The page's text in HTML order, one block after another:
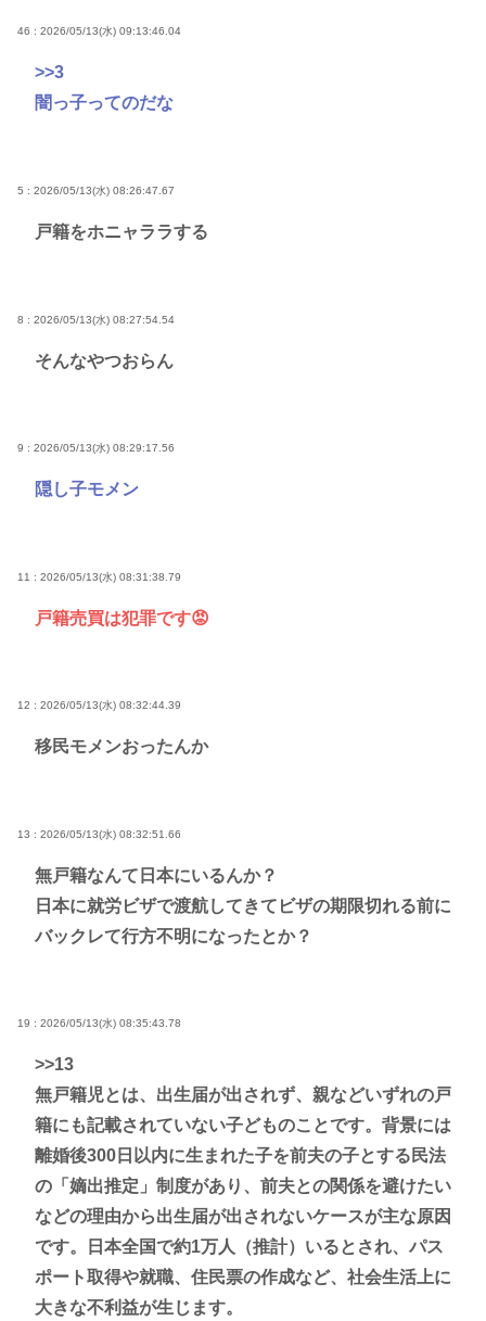
46 : 2026/05/13(水) 09:13:46.04
>>3
闇っ子ってのだな
5 : 2026/05/13(水) 08:26:47.67
戸籍をホニャララする
8 : 2026/05/13(水) 08:27:54.54
そんなやつおらん
9 : 2026/05/13(水) 08:29:17.56
隠し子モメン
11 : 2026/05/13(水) 08:31:38.79
戸籍売買は犯罪です😡
12 : 2026/05/13(水) 08:32:44.39
移民モメンおったんか
13 : 2026/05/13(水) 08:32:51.66
無戸籍なんて日本にいるんか？
日本に就労ビザで渡航してきてビザの期限切れる前に
バックレて行方不明になったとか？
19 : 2026/05/13(水) 08:35:43.78
>>13
無戸籍児とは、出生届が出されず、親などいずれの戸
籍にも記載されていない子どものことです。背景には
離婚後300日以内に生まれた子を前夫の子とする民法
の「嫡出推定」制度があり、前夫との関係を避けたい
などの理由から出生届が出されないケースが主な原因
です。日本全国で約1万人（推計）いるとされ、パス
ポート取得や就職、住民票の作成など、社会生活上に
大きな不利益が生じます。